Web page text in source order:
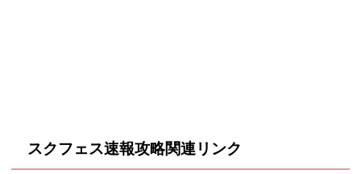
スクフェス速報攻略関連リンク